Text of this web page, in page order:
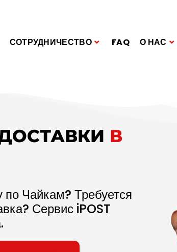
СОТРУДНИЧЕСТВО FAQ О НАС
В
по Чайкам? Требуется
Сервис iPOST